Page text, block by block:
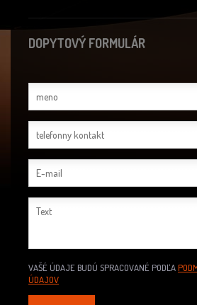
DOPYTOVÝ FORMULÁR
VAŠÉ ÚDAJE BUDÚ SPRACOVANÉ PODĽA
ÚDAJOV